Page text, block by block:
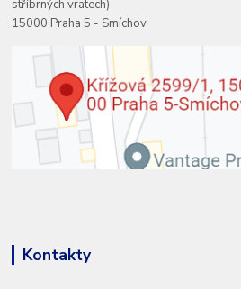
stříbrných vratech)
15000 Praha 5 - Smíchov
Kontakty